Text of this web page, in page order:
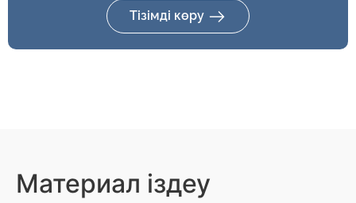
Тізімді көру
Материал іздеу